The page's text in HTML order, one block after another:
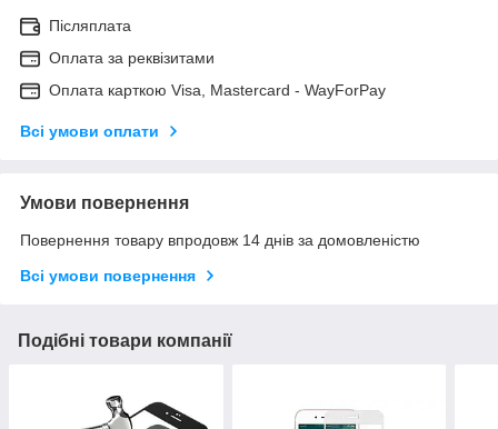
Післяплата
Оплата за реквізитами
Оплата карткою Visa, Mastercard - WayForPay
Всі умови оплати
Умови повернення
Повернення товару впродовж 14 днів за домовленістю
Всі умови повернення
Подібні товари компанії